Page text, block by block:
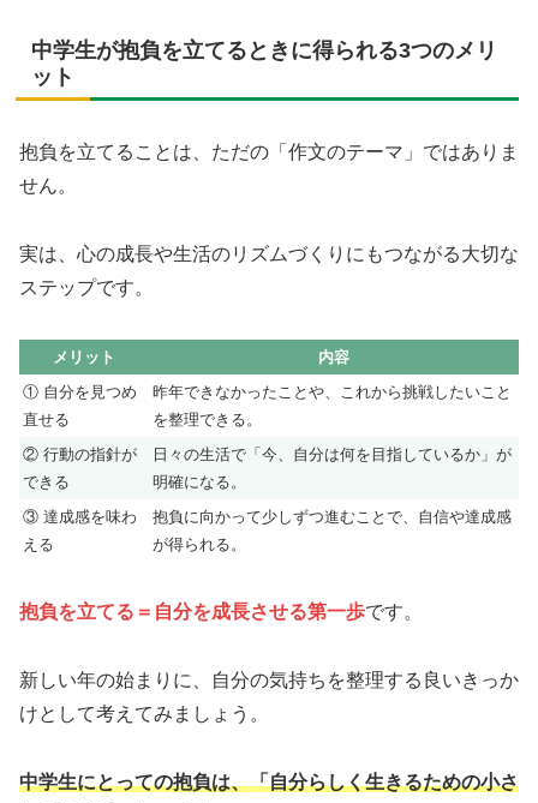
中学生が抱負を立てるときに得られる3つのメリ
ット
抱負を立てることは、ただの「作文のテーマ」ではありま
せん。
実は、心の成長や生活のリズムづくりにもつながる大切な
ステップです。
メリット
内容
① 自分を見つめ
直せる
昨年できなかったことや、これから挑戦したいこと
を整理できる。
② 行動の指針が
できる
日々の生活で「今、自分は何を目指しているか」が
明確になる。
③ 達成感を味わ
える
抱負に向かって少しずつ進むことで、自信や達成感
が得られる。
抱負を立てる＝自分を成長させる第一歩です。
新しい年の始まりに、自分の気持ちを整理する良いきっか
けとして考えてみましょう。
中学生にとっての抱負は、「自分らしく生きるための小さ